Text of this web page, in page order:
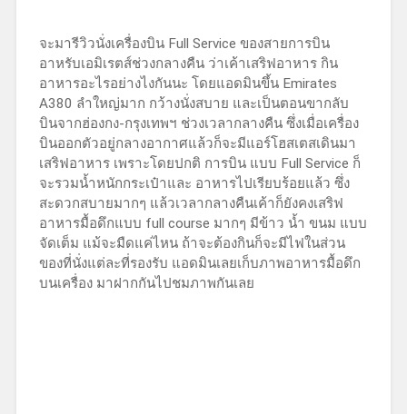
จะมารีวิวนั่งเครื่องบิน Full Service ของสายการบิน
อาหรับเอมิเรตส์ช่วงกลางคืน ว่าเค้าเสริฟอาหาร กิน
อาหารอะไรอย่างไงกันนะ โดยแอดมินขึ้น Emirates
A380 ลำใหญ่มาก กว้างนั่งสบาย และเป็นตอนขากลับ
บินจากฮ่องกง-กรุงเทพฯ ช่วงเวลากลางคืน ซึ่งเมื่อเครื่อง
บินออกตัวอยู่กลางอากาศแล้วก็จะมีแอร์โฮสเตสเดินมา
เสริฟอาหาร เพราะโดยปกติ การบิน แบบ Full Service ก็
จะรวมน้ำหนักกระเป๋าและ อาหารไปเรียบร้อยแล้ว ซึ่ง
สะดวกสบายมากๆ แล้วเวลากลางคืนเค้าก็ยังคงเสริฟ
อาหารมื้อดึกแบบ full course มากๆ มีข้าว น้ำ ขนม แบบ
จัดเต็ม แม้จะมืดแค่ไหน ถ้าจะต้องกินก็จะมีไฟในส่วน
ของที่นั่งแต่ละที่รองรับ แอดมินเลยเก็บภาพอาหารมื้อดึก
บนเครื่อง มาฝากกันไปชมภาพกันเลย